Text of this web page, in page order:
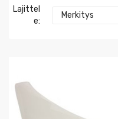
Lajittel
E:
Merkitys